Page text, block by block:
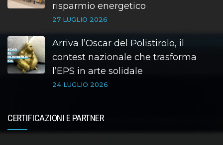
risparmio energetico
27 LUGLIO 2026
Arriva l’Oscar del Polistirolo, il
contest nazionale che trasforma
l’EPS in arte solidale
24 LUGLIO 2026
CERTIFICAZIONI E PARTNER